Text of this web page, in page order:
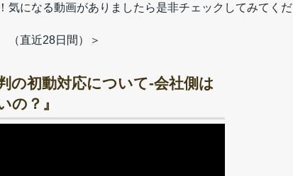
気になる動画がありましたら是非チェックしてみてく
（直近28日間）＞
の初動対応について-会社側は
の？』